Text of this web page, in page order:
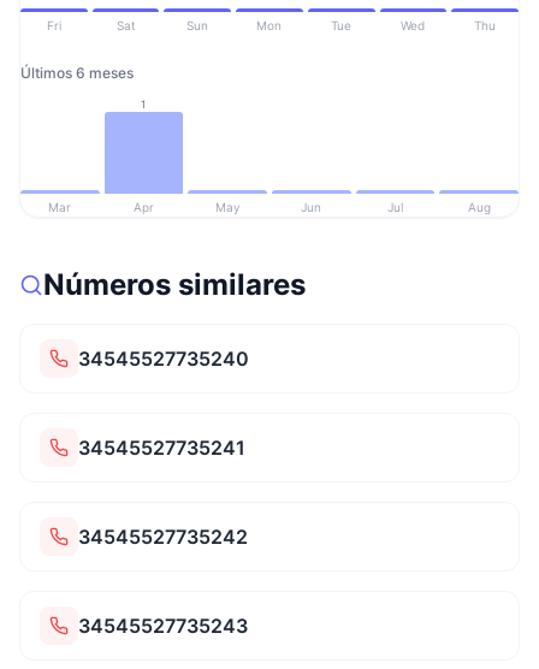
Fri Sat Sun Mon Tue Wed Thu
Últimos 6 meses
1
Mar Apr May Jun Jul Aug
Números similares
34545527735240
34545527735241
34545527735242
34545527735243